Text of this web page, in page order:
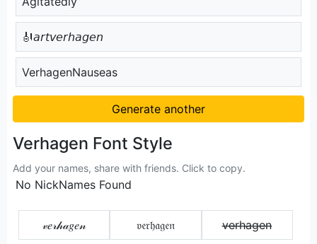
🎻𝘢𝘳𝘵𝘷𝘦𝘳𝘩𝘢𝘨𝘦𝘯
VerhagenNauseas
Generate another
Verhagen Font Style
Add your names, share with friends. Click to copy.
No NickNames Found
𝓋𝑒𝓇𝒽𝒶𝑔𝑒𝓃 𝔳𝔢𝔯𝔥𝔞𝔤𝔢𝔫 v̶e̶r̶h̶a̶g̶e̶n̶